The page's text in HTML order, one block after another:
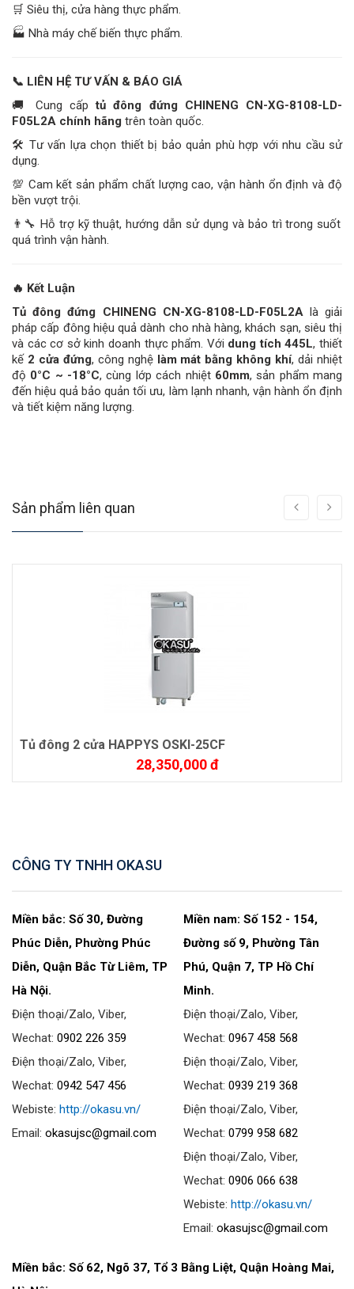
🛒 Siêu thị, cửa hàng thực phẩm.
🏭 Nhà máy chế biến thực phẩm.
📞 LIÊN HỆ TƯ VẤN & BÁO GIÁ
🚚 Cung cấptủ đông đứng CHINENG CN-XG-8108-LD-
F05L2A chính hãng trên toàn quốc.
🛠️ Tư vấn lựa chọn thiết bị bảo quản phù hợp với nhu cầu sử
dụng.
💯 Cam kết sản phẩm chất lượng cao, vận hành ổn định và độ
bền vượt trội.
👨‍🔧 Hỗ trợ kỹ thuật, hướng dẫn sử dụng và bảo trì trong suốt
quá trình vận hành.
🔥 Kết Luận
Tủ đông đứng CHINENG CN-XG-8108-LD-F05L2Alà giải
pháp cấp đông hiệu quả dành cho nhà hàng, khách sạn, siêu thị
và các cơ sở kinh doanh thực phẩm. Với dung tích 445L, thiết
kế 2 cửa đứng, công nghệ làm mát bằng không khí, dải nhiệt
độ 0°C ~ -18°C, cùng lớp cách nhiệt 60mm, sản phẩm mang
đến hiệu quả bảo quản tối ưu, làm lạnh nhanh, vận hành ổn định
và tiết kiệm năng lượng.
Sản phẩm liên quan
Tủ đông 2 cửa HAPPYS OSKI-25CF
28,350,000 đ
CÔNG TY TNHH OKASU
Miền bắc: Số 30, Đường
Phúc Diễn, Phường Phúc
Diễn, Quận Bắc Từ Liêm, TP
Hà Nội.
Điện thoại/Zalo, Viber,
Wechat: 0902 226 359
Điện thoại/Zalo, Viber,
Wechat: 0942 547 456
Webiste: http://okasu.vn/
Email: okasujsc@gmail.com
Miền nam: Số 152 - 154,
Đường số 9, Phường Tân
Phú, Quận 7, TP Hồ Chí
Minh.
Điện thoại/Zalo, Viber,
Wechat:0967 458 568
Điện thoại/Zalo, Viber,
Wechat:0939 219 368
Điện thoại/Zalo, Viber,
Wechat:0799 958 682
Điện thoại/Zalo, Viber,
Wechat:0906 066 638
Webiste:http://okasu.vn/
Email:okasujsc@gmail.com
Miền bắc: Số 62, Ngõ 37, Tổ 3 Bằng Liệt, Quận Hoàng Mai,